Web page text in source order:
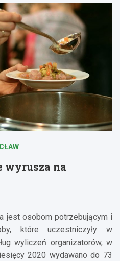
wyrusza na
jest osobom potrzebującym i
które uczestniczyły w
wyliczeń organizatorów, w
2020 wydawano do 73